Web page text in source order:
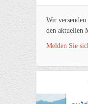
Wir
den aktuellen
Melden Sie